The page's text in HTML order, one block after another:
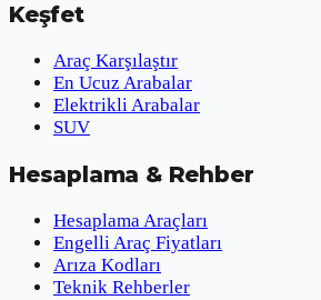
Keşfet
Araç Karşılaştır
En Ucuz Arabalar
Elektrikli Arabalar
SUV
Hesaplama & Rehber
Hesaplama Araçları
Engelli Araç Fiyatları
Arıza Kodları
Teknik Rehberler